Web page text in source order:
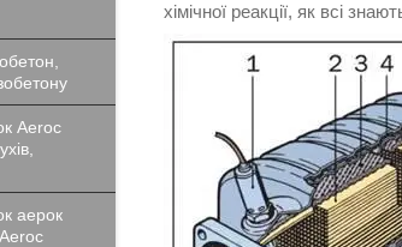
хімічної реакції, як всі
Aeroc
аерок